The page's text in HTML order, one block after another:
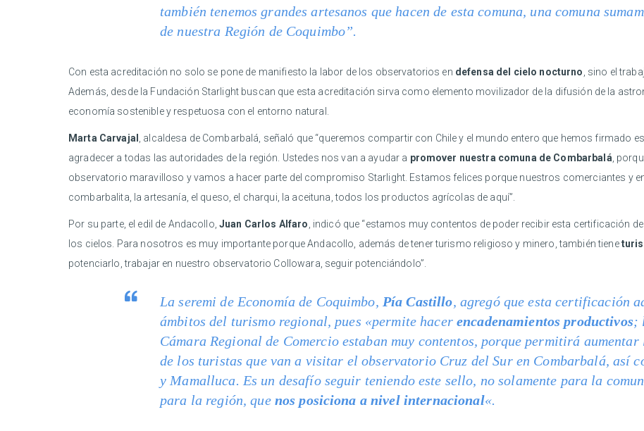
también tenemos grandes artesanos que hacen de esta comuna, una comuna
de nuestra Región de Coquimbo”.
Con esta acreditación no solo se pone de manifiesto la labor de los observatorios en defensa del cielo nocturno , sino el
Además, desde la Fundación Starlight buscan que esta acreditación sirva como elemento movilizador de la difusión de la
economía sostenible y respetuosa con el entorno natural.
Marta Carvajal
, alcaldesa de Combarbalá, señaló que “queremos compartir con Chile y el mundo entero que hemos firmado
agradecer a todas las autoridades de la región. Ustedes nos van a ayudar a promover nuestra comuna de Combarbalá ,
observatorio maravilloso y vamos a hacer parte del compromiso Starlight. Estamos felices porque nuestros comerciantes y
combarbalita, la artesanía, el queso, el charqui, la aceituna, todos los productos agrícolas de aquí”.
Por su parte, el edil de Andacollo,Juan Carlos Alfaro , indicó que “estamos muy contentos de poder recibir esta certificación
los cielos. Para nosotros es muy importante porque Andacollo, además de tener turismo religioso y minero, también tiene
potenciarlo, trabajar en nuestro observatorio Collowara, seguir potenciándolo”.
La seremi de Economía de Coquimbo, Pía Castillo, agregó que esta certificación
ámbitos del turismo regional, pues «permite hacerencadenamientos productivos;
Cámara Regional de Comercio estaban muy contentos, porque permitirá
de los turistas que van a visitar el observatorio Cruz del Sur en Combarbalá, así
y Mamalluca. Es un desafío seguir teniendo este sello, no solamente para la
para la región, que nos posiciona a nivel internacional«.